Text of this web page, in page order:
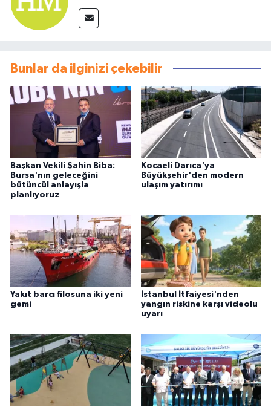
Bunlar da ilginizi çekebilir
Başkan Vekili Şahin Biba:
Bursa'nın geleceğini
bütüncül anlayışla
planlıyoruz
Kocaeli Darıca'ya
Büyükşehir'den modern
ulaşım yatırımı
Yakıt barcı filosuna iki yeni
gemi
İstanbul İtfaiyesi'nden
yangın riskine karşı videolu
uyarı